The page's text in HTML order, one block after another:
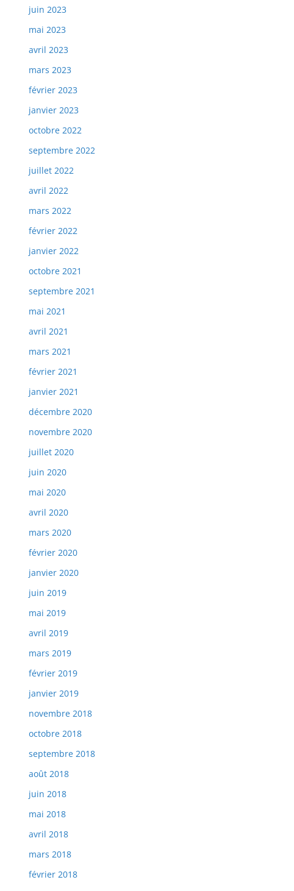
juin 2023
mai 2023
avril 2023
mars 2023
février 2023
janvier 2023
octobre 2022
septembre 2022
juillet 2022
avril 2022
mars 2022
février 2022
janvier 2022
octobre 2021
septembre 2021
mai 2021
avril 2021
mars 2021
février 2021
janvier 2021
décembre 2020
novembre 2020
juillet 2020
juin 2020
mai 2020
avril 2020
mars 2020
février 2020
janvier 2020
juin 2019
mai 2019
avril 2019
mars 2019
février 2019
janvier 2019
novembre 2018
octobre 2018
septembre 2018
août 2018
juin 2018
mai 2018
avril 2018
mars 2018
février 2018